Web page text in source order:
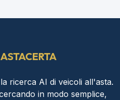
ASTACERTA
ricerca AI di veicoli all'asta.
in modo semplice,